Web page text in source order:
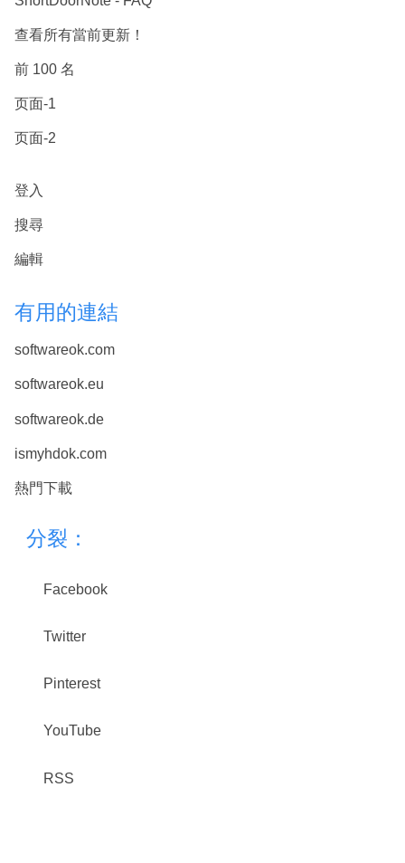
查看所有當前更新！
前 100 名
页面-1
页面-2
登入
搜尋
編輯
有用的連結
softwareok.com
softwareok.eu
softwareok.de
ismyhdok.com
熱門下載
分裂：
Facebook
Twitter
Pinterest
YouTube
RSS